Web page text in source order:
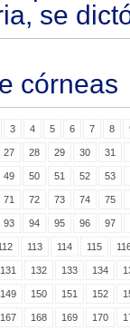
se
córneas
3 4 5 6 7 8
27 28 29 30 31
49 50 51 52 53
71 72 73 74 75
93 94 95 96 97
113 114 115
131 132 133 134
149 150 151 152
167 168 169 170